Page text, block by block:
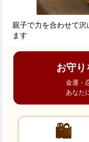
親子で力を合わせて
ます
お守り
金運・
あなた
🛍️